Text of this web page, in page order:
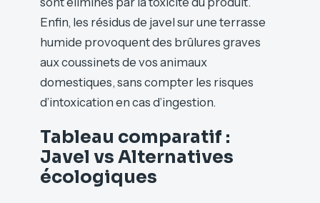
Enfin, les résidus de javel sur une terrasse
humide provoquent des brûlures graves
aux coussinets de vos animaux
domestiques, sans compter les risques
d’intoxication en cas d’ingestion.
Tableau comparatif :
Javel vs Alternatives
écologiques